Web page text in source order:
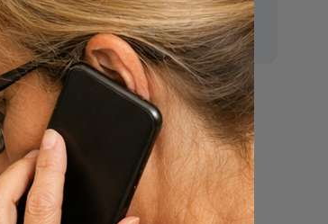
Nu
een uitvaart
regelen